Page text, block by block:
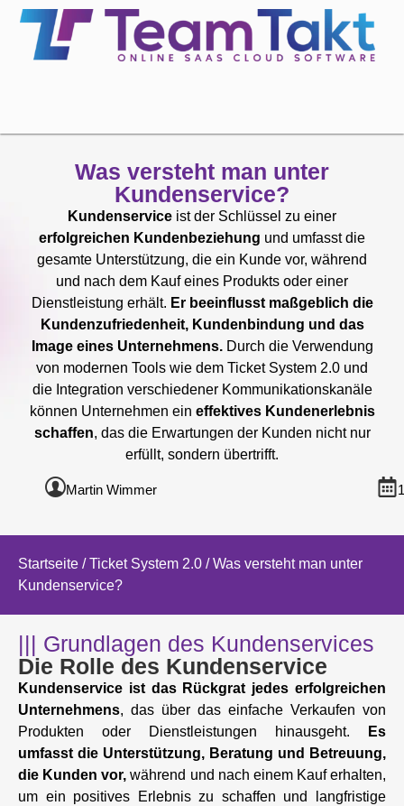
Was versteht man unter
Kundenservice?
Kundenservice ist der Schlüssel zu einer
erfolgreichen Kundenbeziehung und umfasst die
gesamte Unterstützung, die ein Kunde vor, während
und nach dem Kauf eines Produkts oder einer
Dienstleistung erhält. Er beeinflusst maßgeblich die
Kundenzufriedenheit, Kundenbindung und das
Image eines Unternehmens.Durch die Verwendung
von modernen Tools wie dem Ticket System 2.0 und
die Integration verschiedener Kommunikationskanäle
können Unternehmen ein effektives Kundenerlebnis
schaffen, das die Erwartungen der Kunden nicht nur
erfüllt, sondern übertrifft.
Martin Wimmer
Startseite / Ticket System 2.0 / Was versteht man unter
Kundenservice?
||| Grundlagen des Kundenservices
Die Rolle des Kundenservice
Kundenservice ist das Rückgrat jedes erfolgreichen
Unternehmens, das über das einfache Verkaufen von
Produkten oder Dienstleistungen hinausgeht.
Es
umfasst die Unterstützung, Beratung und Betreuung,
die Kunden vor, während und nach einem Kauf erhalten,
um ein positives Erlebnis zu schaffen und langfristige